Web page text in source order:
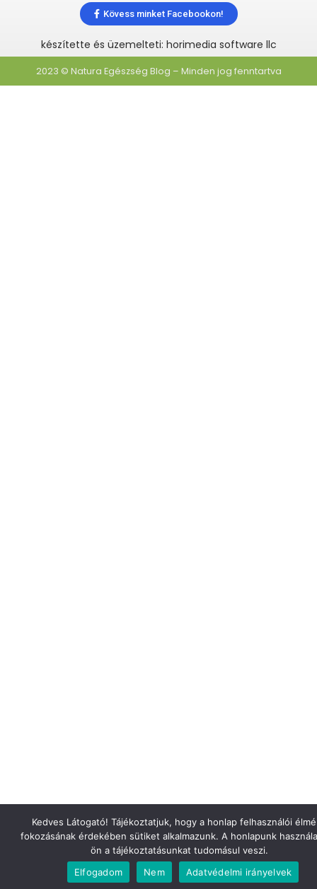
Kövess minket Facebookon!
készítette és üzemelteti: horimedia software llc
2023 © Natura Egészség Blog – Minden jog fenntartva
Kedves Látogató! Tájékoztatjuk, hogy a honlap felhasználói
fokozásának érdekében sütiket alkalmazunk. A honlapunk
ön a tájékoztatásunkat tudomásul veszi.
Elfogadom
Nem Adatvédelmi irányelvek